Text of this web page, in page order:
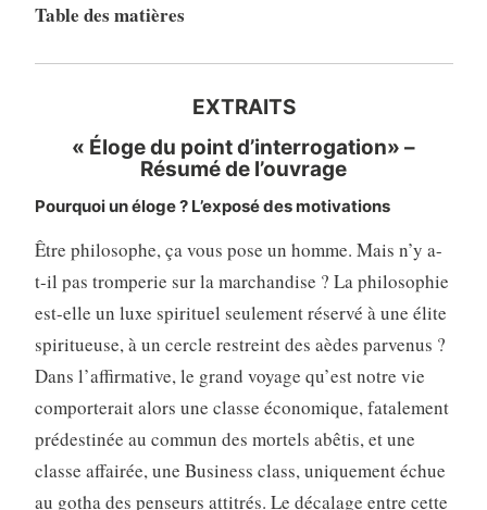
Table des matières
EXTRAITS
« Éloge du point d’interrogation» –
Résumé de l’ouvrage
Pourquoi un éloge ? L’exposé des motivations
Être philosophe, ça vous pose un homme. Mais n’y a-
t-il pas tromperie sur la marchandise ? La philosophie
est-elle un luxe spirituel seulement réservé à une élite
spiritueuse, à un cercle restreint des aèdes parvenus ?
Dans l’affirmative, le grand voyage qu’est notre vie
comporterait alors une classe économique, fatalement
prédestinée au commun des mortels abêtis, et une
classe affairée, une Business class, uniquement échue
au gotha des penseurs attitrés. Le décalage entre cette